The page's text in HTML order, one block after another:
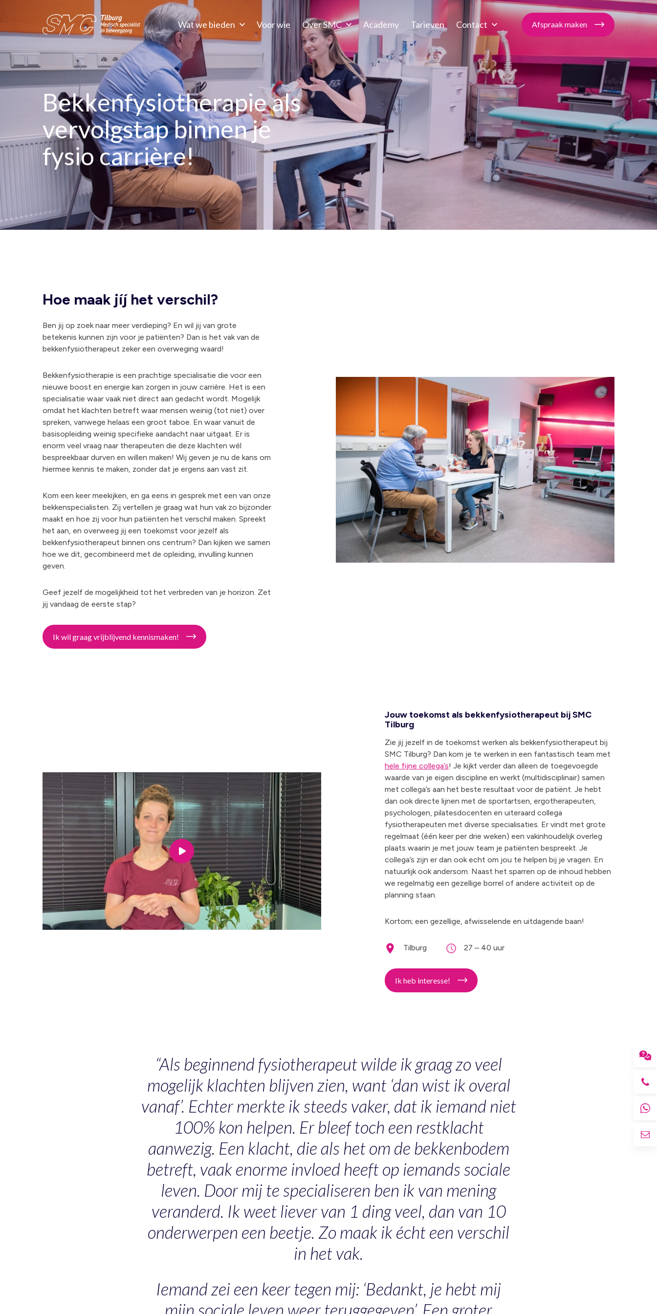
Wat we bieden Voor wie Over SMC Academy Tarieven Contact
Bekkenfysiotherapie als
vervolgstap binnen je
fysio carrière!
Hoe maak jíj het verschil?
Ben jij op zoek naar meer verdieping? En wil jij van grote
betekenis kunnen zijn voor je patiënten? Dan is het vak van de
bekkenfysiotherapeut zeker een overweging waard!
Bekkenfysiotherapie is een prachtige specialisatie die voor een
nieuwe boost en energie kan zorgen in jouw carrière. Het is een
specialisatie waar vaak niet direct aan gedacht wordt. Mogelijk
omdat het klachten betreft waar mensen weinig (tot niet) over
spreken, vanwege helaas een groot taboe. En waar vanuit de
basisopleiding weinig specifieke aandacht naar uitgaat. Er is
enorm veel vraag naar therapeuten die deze klachten wél
bespreekbaar durven en willen maken! Wij geven je nu de kans om
hiermee kennis te maken, zonder dat je ergens aan vast zit.
Kom een keer meekijken, en ga eens in gesprek met een van onze
bekkenspecialisten. Zij vertellen je graag wat hun vak zo bijzonder
maakt en hoe zij voor hun patiënten het verschil maken. Spreekt
het aan, en overweeg jij een toekomst voor jezelf als
bekkenfysiotherapeut binnen ons centrum? Dan kijken we samen
hoe we dit, gecombineerd met de opleiding, invulling kunnen
geven.
Geef jezelf de mogelijkheid tot het verbreden van je horizon. Zet
jij vandaag de eerste stap?
Ik wil graag vrijblijvend kennismaken!
Jouw toekomst als bekkenfysiotherapeut bij SMC
Tilburg
Zie jij jezelf in de toekomst werken als bekkenfysiotherapeut bij
SMC Tilburg? Dan kom je te werken in een fantastisch team met
hele fijne collega’s! Je kijkt verder dan alleen de toegevoegde
waarde van je eigen discipline en werkt (multidisciplinair) samen
met collega’s aan het beste resultaat voor de patiënt. Je hebt
dan ook directe lijnen met de sportartsen, ergotherapeuten,
psychologen, pilatesdocenten en uiteraard collega
fysiotherapeuten met diverse specialisaties. Er vindt met grote
regelmaat (één keer per drie weken) een vakinhoudelijk overleg
plaats waarin je met jouw team je patiënten bespreekt. Je
collega’s zijn er dan ook echt om jou te helpen bij je vragen. En
natuurlijk ook andersom. Naast het sparren op de inhoud hebben
we regelmatig een gezellige borrel of andere activiteit op de
planning staan.
Kortom; een gezellige, afwisselende en uitdagende baan!
Tilburg 27 – 40 uur
Ik heb interesse!
“Als beginnend fysiotherapeut wilde ik graag zo veel
mogelijk klachten blijven zien, want ‘dan wist ik overal
vanaf’. Echter merkte ik steeds vaker, dat ik iemand niet
100% kon helpen. Er bleef toch een restklacht
aanwezig. Een klacht, die als het om de bekkenbodem
betreft, vaak enorme invloed heeft op iemands sociale
leven. Door mij te specialiseren ben ik van mening
veranderd. Ik weet liever van 1 ding veel, dan van 10
onderwerpen een beetje. Zo maak ik écht een verschil
in het vak.
Iemand zei een keer tegen mij: ‘Bedankt, je hebt mij
mijn sociale leven weer teruggegeven’. Een groter